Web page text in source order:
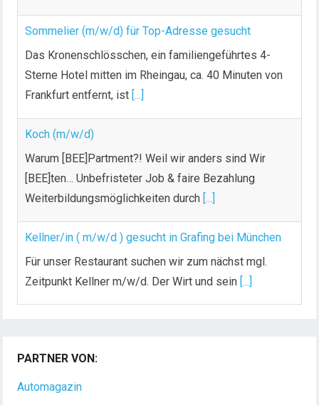
Sommelier (m/w/d) für Top-Adresse gesucht
Das Kronenschlösschen, ein familiengeführtes 4-
Sterne Hotel mitten im Rheingau, ca. 40 Minuten von
Frankfurt entfernt, ist [...]
Koch (m/w/d)
Warum [BEE]Partment?! Weil wir anders sind Wir
[BEE]ten… Unbefristeter Job & faire Bezahlung
Weiterbildungsmöglichkeiten durch [...]
Kellner/in ( m/w/d ) gesucht in Grafing bei München
Für unser Restaurant suchen wir zum nächst mgl.
Zeitpunkt Kellner m/w/d. Der Wirt und sein [...]
Dein Arbeitsplatz mit Urlaubsfeeling Chef de Rang
(m/w/d) Du bist Gastgeber aus Leidenschaft und
PARTNER VON:
Automagazin